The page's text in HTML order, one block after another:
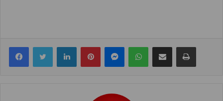
FacebookTwitter LinkedInPinterestMessengerWhatsAppShare via Email Print